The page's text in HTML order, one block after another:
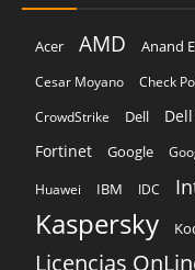
Acer AMD Anand
Cesar Moyano
Check
CrowdStrike
Dell
Fortinet Google
Huawei IBM IDC
Kaspersky
Licencias